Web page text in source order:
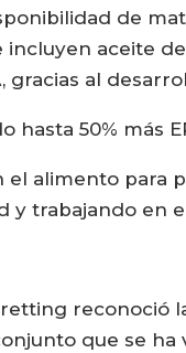
de
aceite
gracias al
hasta 50% más
alimento para
y trabajando en
reconoció
que se